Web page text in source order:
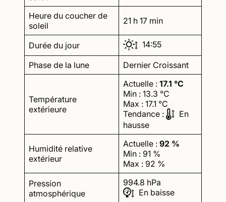
Heure du coucher de
soleil
21 h 17 min
Durée du jour 14:55
Phase de la lune Dernier Croissant
Température
extérieure
Actuelle : 17.1 °C
Min : 13.3 °C
Max : 17.1 °C
Tendance :
En
hausse
Humidité relative
extérieur
Actuelle : 92 %
Min : 91 %
Max : 92 %
Pression
atmosphérique
994.8 hPa
En baisse